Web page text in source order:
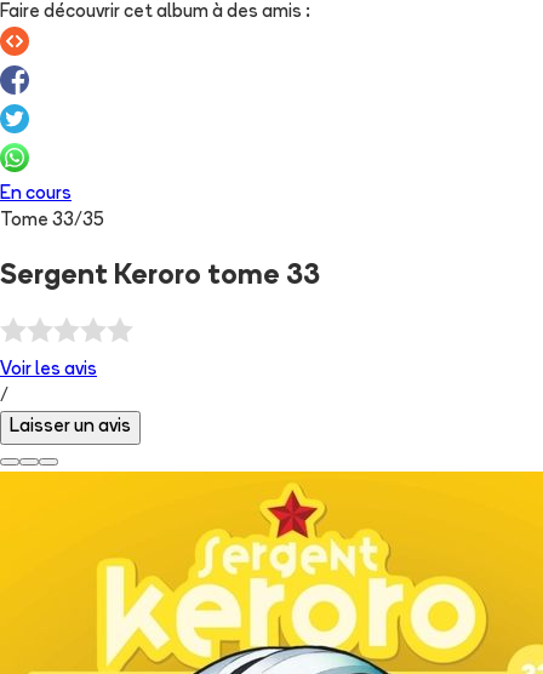
Faire découvrir cet album à des amis :
En cours
Tome 33/35
Sergent Keroro tome 33
Voir les avis
/
Laisser un avis